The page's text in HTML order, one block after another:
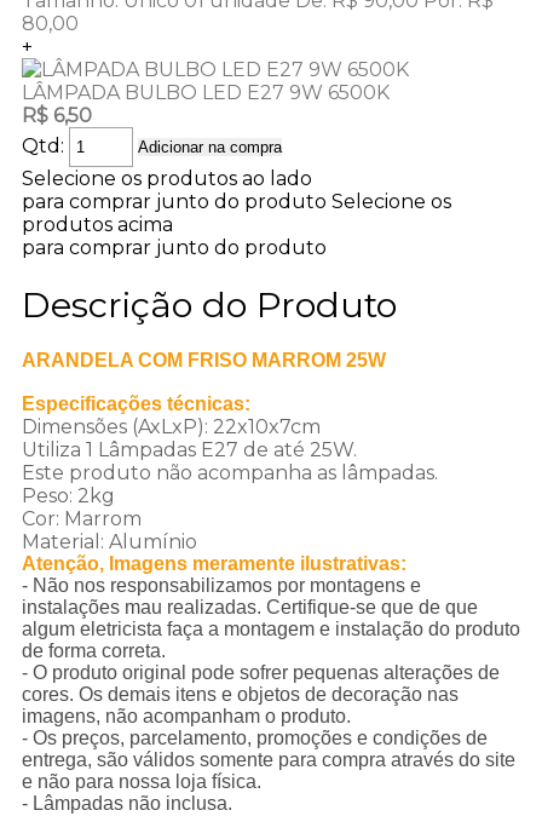
80,00
+
LÂMPADA BULBO LED E27 9W 6500K
R$ 6,50
Qtd:
Adicionar na compra
Selecione os produtos ao lado
para comprar junto do produto Selecione os
produtos acima
para comprar junto do produto
Descrição do Produto
ARANDELA COM FRISO MARROM 25W
Especificações técnicas:
Dimensões (AxLxP): 22x10x7cm
Utiliza 1 Lâmpadas E27 de até 25W.
Este produto não acompanha as lâmpadas.
Peso: 2kg
Cor: Marrom
Material: Alumínio
Atenção, Imagens meramente ilustrativas:
- Não nos responsabilizamos por montagens e
instalações mau realizadas. Certifique-se que de que
algum eletricista faça a montagem e instalação do produto
de forma correta.
- O produto original pode sofrer pequenas alterações de
cores. Os demais itens e objetos de decoração nas
imagens, não acompanham o produto.
- Os preços, parcelamento, promoções e condições de
entrega, são válidos somente para compra através do site
e não para nossa loja física.
- Lâmpadas não inclusa.